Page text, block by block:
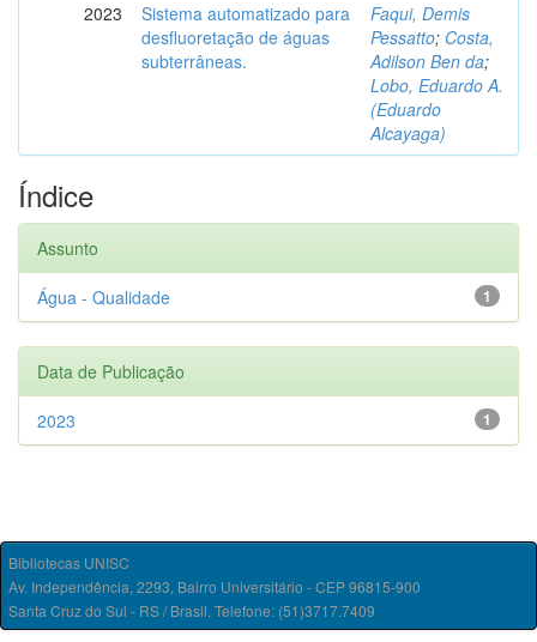
2023
Sistema automatizado para
desfluoretação de águas
subterrâneas.
Faqui, Demis
Pessatto; Costa,
Adilson Ben da;
Lobo, Eduardo A.
(Eduardo
Alcayaga)
Índice
Assunto
1
Água - Qualidade
Data de Publicação
1
2023
Bibliotecas UNISC
Av. Independência, 2293, Bairro Universitário - CEP 96815-900
Santa Cruz do Sul - RS / Brasil. Telefone: (51)3717.7409